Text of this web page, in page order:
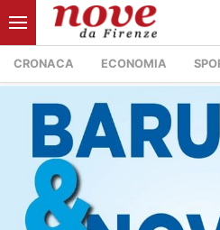
CRONACA ECONOMIA